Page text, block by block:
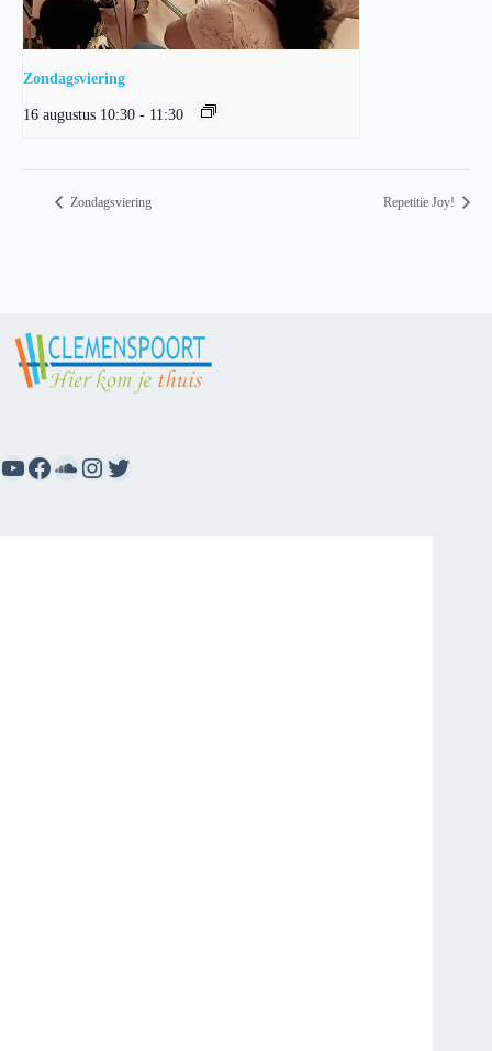
Zondagsviering
16 augustus 10:30 - 11:30
Zondagsviering Repetitie Joy!
YouTube
Facebook
SoundCloud
Instagram
Twitter